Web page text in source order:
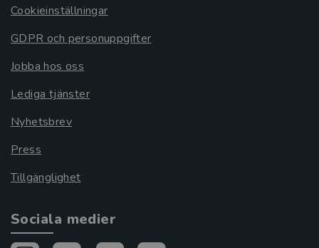
Cookieinställningar
GDPR och personuppgifter
Jobba hos oss
Lediga tjänster
Nyhetsbrev
Press
Tillgänglighet
Sociala medier